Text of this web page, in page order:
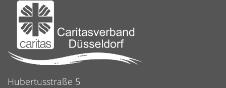
Hubertusstraße 5